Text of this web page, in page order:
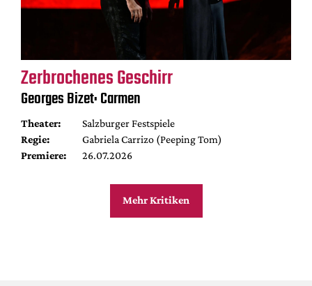
Zerbrochenes Geschirr
Georges Bizet: Carmen
Theater:
Salzburger Festspiele
Regie:
Gabriela Carrizo (Peeping Tom)
Premiere:
26.07.2026
Mehr Kritiken